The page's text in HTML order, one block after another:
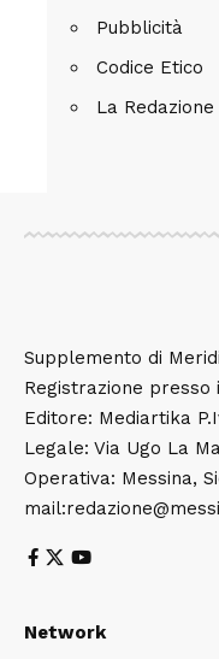
Pubblicità
Codice Etico
La Redazione
Supplemento di
Registrazione
Editore: Mediartika
Legale: Via Ugo La
Operativa: Messina,
Network